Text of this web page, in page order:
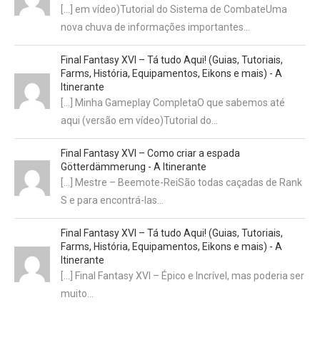
[…] em vídeo)Tutorial do Sistema de CombateUma
nova chuva de informações importantes…
Final Fantasy XVI – Tá tudo Aqui! (Guias, Tutoriais,
Farms, História, Equipamentos, Eikons e mais) - A
Itinerante
[…] Minha Gameplay CompletaO que sabemos até
aqui (versão em vídeo)Tutorial do…
Final Fantasy XVI – Como criar a espada
Götterdämmerung - A Itinerante
[…] Mestre – Beemote-ReiSão todas caçadas de Rank
S e para encontrá-las…
Final Fantasy XVI – Tá tudo Aqui! (Guias, Tutoriais,
Farms, História, Equipamentos, Eikons e mais) - A
Itinerante
[…] Final Fantasy XVI – Épico e Incrível, mas poderia ser
muito…